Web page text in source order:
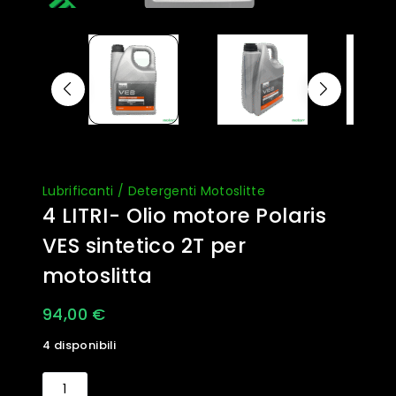
Lubrificanti / Detergenti Motoslitte
4 LITRI- Olio motore Polaris
VES sintetico 2T per
motoslitta
94,00 €
4 disponibili
4